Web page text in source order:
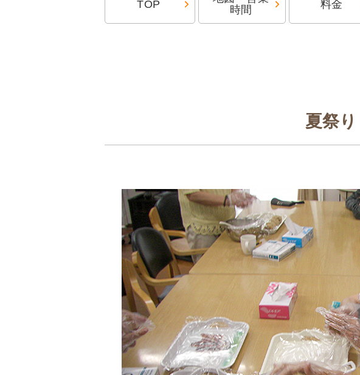
TOP
時間
料金
夏祭り